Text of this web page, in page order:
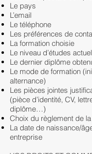
Le pays
L’email
Le téléphone
Les préférences de
La formation choisie
Le niveau d’études actuel
Le dernier diplôme
Le mode de formation
alternance)
Les pièces jointes
(pièce d’identité, CV,
diplôme…)
Choix du règlement de
La date de naissance/
entreprise